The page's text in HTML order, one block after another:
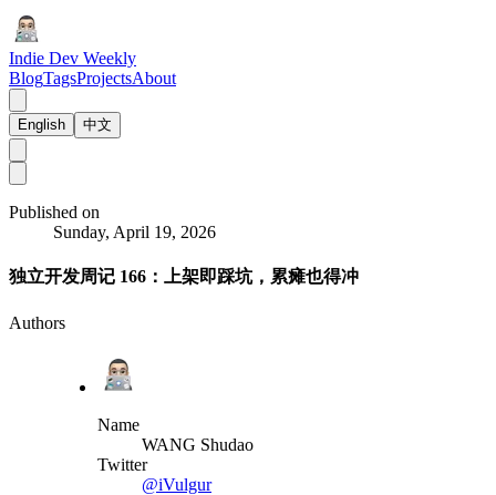
Indie Dev Weekly
BlogTagsProjectsAbout
English 中文
Published on
Sunday, April 19, 2026
独立开发周记 166：上架即踩坑，累瘫也得冲
Authors
Name
WANG Shudao
Twitter
@iVulgur